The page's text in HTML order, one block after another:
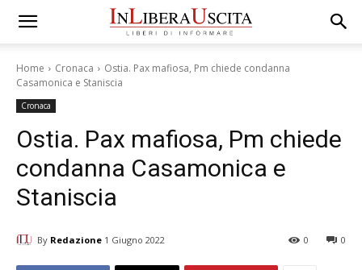
Home Cronaca
Ostia. Pax mafiosa, Pm chiede condanna
Casamonica e Staniscia
Cronaca
Ostia. Pax mafiosa, Pm chiede
condanna Casamonica e
Staniscia
By Redazione 1 Giugno 2022 0
0